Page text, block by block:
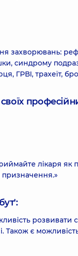
захворювань:
синдрому
ГРВІ, трахеїт,
лікаря як
призначення.»
розвивати
є